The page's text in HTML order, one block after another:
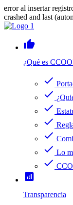
error al insertar
crashed and last
thumb_up
¿Qué es
check
check
check
check
check
check Lo
check
analytics
Transparencia